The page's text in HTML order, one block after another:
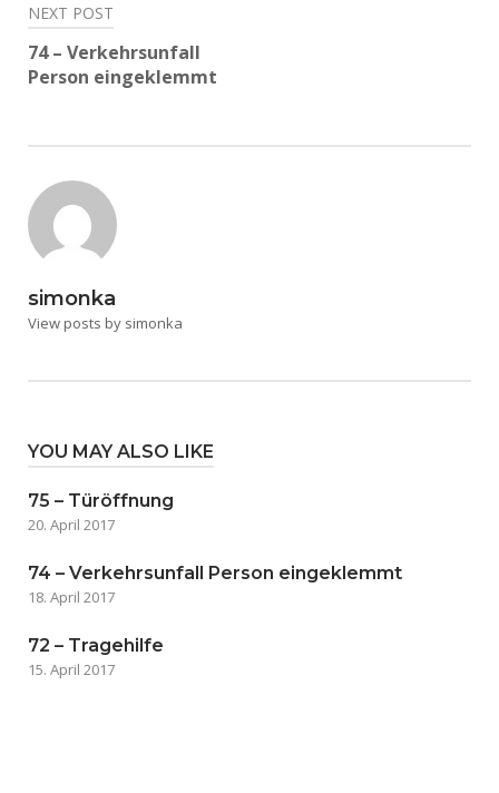
NEXT POST
74 – Verkehrsunfall
Person eingeklemmt
simonka
View posts by simonka
YOU MAY ALSO LIKE
75 – Türöffnung
20. April 2017
74 – Verkehrsunfall Person eingeklemmt
18. April 2017
72 – Tragehilfe
15. April 2017